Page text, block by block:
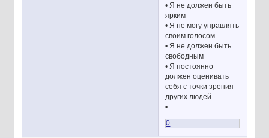
• Я не должен быть
ярким
• Я не могу управлять
своим голосом
• Я не должен быть
свободным
• Я постоянно
должен оценивать
себя с точки зрения
других людей
•
0